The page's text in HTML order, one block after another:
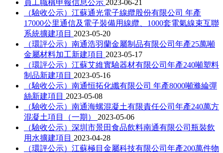
員工職稱申報信息公示 2023-06-21
（驗收公示）江蘇通光電子線纜股份有限公司 年產
17000公里通信及電子裝備用線纜、1000套電氣線束互聯
系統擴建項目 2023-05-20
（環評公示）南通浩羽蘭金屬制品有限公司年產25萬噸
金屬材料加工新建項目 2023-05-17
（環評公示）江蘇艾維實驗器材有限公司年產240噸塑料
制品新建項目 2023-05-16
（驗收公示）南通恒拓化纖有限公司 年產8000噸滌綸彈
絲新建項目 2023-05-08
（驗收公示）南通海螺混凝土有限責任公司年產240萬方
混凝土項目（一期） 2023-05-06
（驗收公示）深圳市景田食品飲料南通有限公司瓶裝飲
用水擴建項目 2023-04-28
（環評公示）江蘇極目金屬科技有限公司年產200萬件物